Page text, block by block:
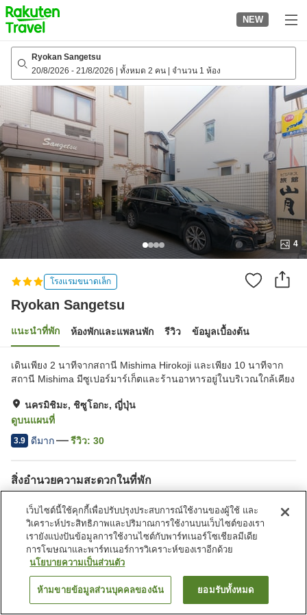
to
top
page
NEW
Ryokan Sangetsu
20/8/2026 - 21/8/2026 ทั้งหมด 2 คน จำนวน 1 ห้อง
4
โรงแรมขนาดเล็ก
Ryokan Sangetsu
แนะนำที่พัก ห้องพักและแพลนพัก รีวิว ข้อมูลเบื้องต้น
เดินเพียง 2 นาทีจากสถานี Mishima Hirokoji และเพียง 10 นาทีจาก
สถานี Mishima มีซูเปอร์มาร์เก็ตและร้านอาหารอยู่ในบริเวณใกล้เคียง
นครมิชิมะ, ชิซูโอกะ, ญี่ปุ่น
ดูบนแผนที่
3.9 ดีมาก รีวิว: 30
สิ่งอำนวยความสะดวกในที่พัก
บริการซักผ้า (ฟรี)
ห้องอาบน้ำใหญ่
หน้าแรก ญี่ปุ่น ชิซูโอกะ นครมิชิมะ Ryokan Sangetsu
ค้นหาห้องพัก
เว็บไซต์นี้ใช้คุกกี้เพื่อปรับปรุงประสบการณ์ใช้งานของผู้ใช้ และ
วิเคราะห์ประสิทธิภาพและปริมาณการใช้งานบนเว็บไซต์ของเรา
เรายังแบ่งปันข้อมูลการใช้งานไซต์กับพาร์ทเนอร์โซเชียลมีเดีย
การโฆษณาและพาร์ทเนอร์การวิเคราะห์ของเราอีกด้วย
นโยบายความเป็นส่วนตัว
ห้ามขายข้อมูลส่วนบุคคลของฉัน ยอมรับทั้งหมด